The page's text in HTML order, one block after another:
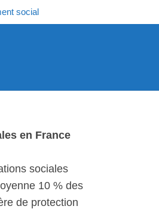
social
en France
sociales
10 % des
de protection